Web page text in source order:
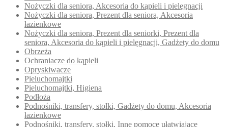
Nożyczki dla seniora, Akcesoria do kąpieli i pielęgnacji
Nożyczki dla seniora, Prezent dla seniora, Akcesoria
łazienkowe
Nożyczki dla seniora, Prezent dla seniorki, Prezent dla
seniora, Akcesoria do kąpieli i pielęgnacji, Gadżety do domu
Obrzeża
Ochraniacze do kąpieli
Opryskiwacze
Pieluchomajtki
Pieluchomajtki, Higiena
Podłoża
Podnośniki, transfery, stołki, Gadżety do domu, Akcesoria
łazienkowe
Podnośniki, transfery, stołki, Inne pomoce ułatwiające